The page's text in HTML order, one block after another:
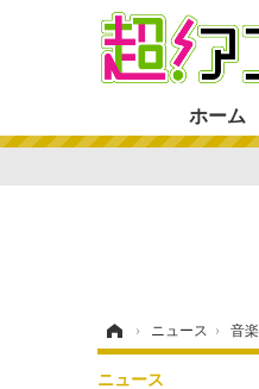
ホーム
› ニュース › 音楽
ニュース